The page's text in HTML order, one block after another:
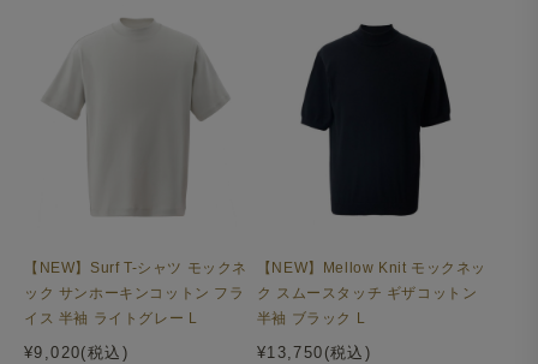
【NEW】Surf T-シャツ モックネ
ック サンホーキンコットン フラ
イス 半袖 ライトグレー L
¥9,020(税込)
【NEW】Mellow Knit モックネッ
ク スムースタッチ ギザコットン
半袖 ブラック L
¥13,750(税込)